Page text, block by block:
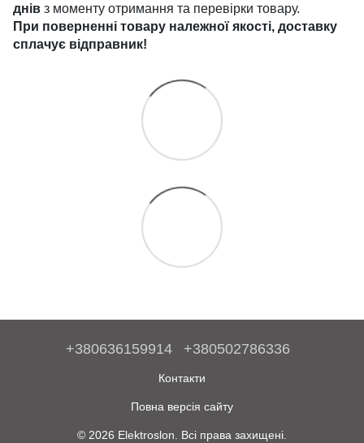
днів з моменту отримання та перевірки товару.
При поверненні товару належної якості, доставку
сплачує відправник!
+380636159914 +380502786336
Контакти
Повна версія сайту
© 2026 Elektroslon. Всі права захищені.